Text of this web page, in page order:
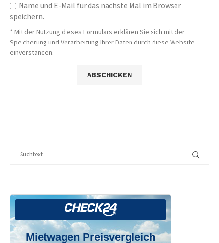
Name und E-Mail für das nächste Mal im Browser
speichern.
* Mit der Nutzung dieses Formulars erklären Sie sich mit der
Speicherung und Verarbeitung Ihrer Daten durch diese Website
einverstanden.
Mietwagen Preisvergleich